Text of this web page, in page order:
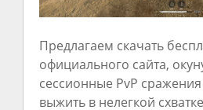
Предлагаем скачать
официального сайта,
сессионные PvP
выжить в нелегкой